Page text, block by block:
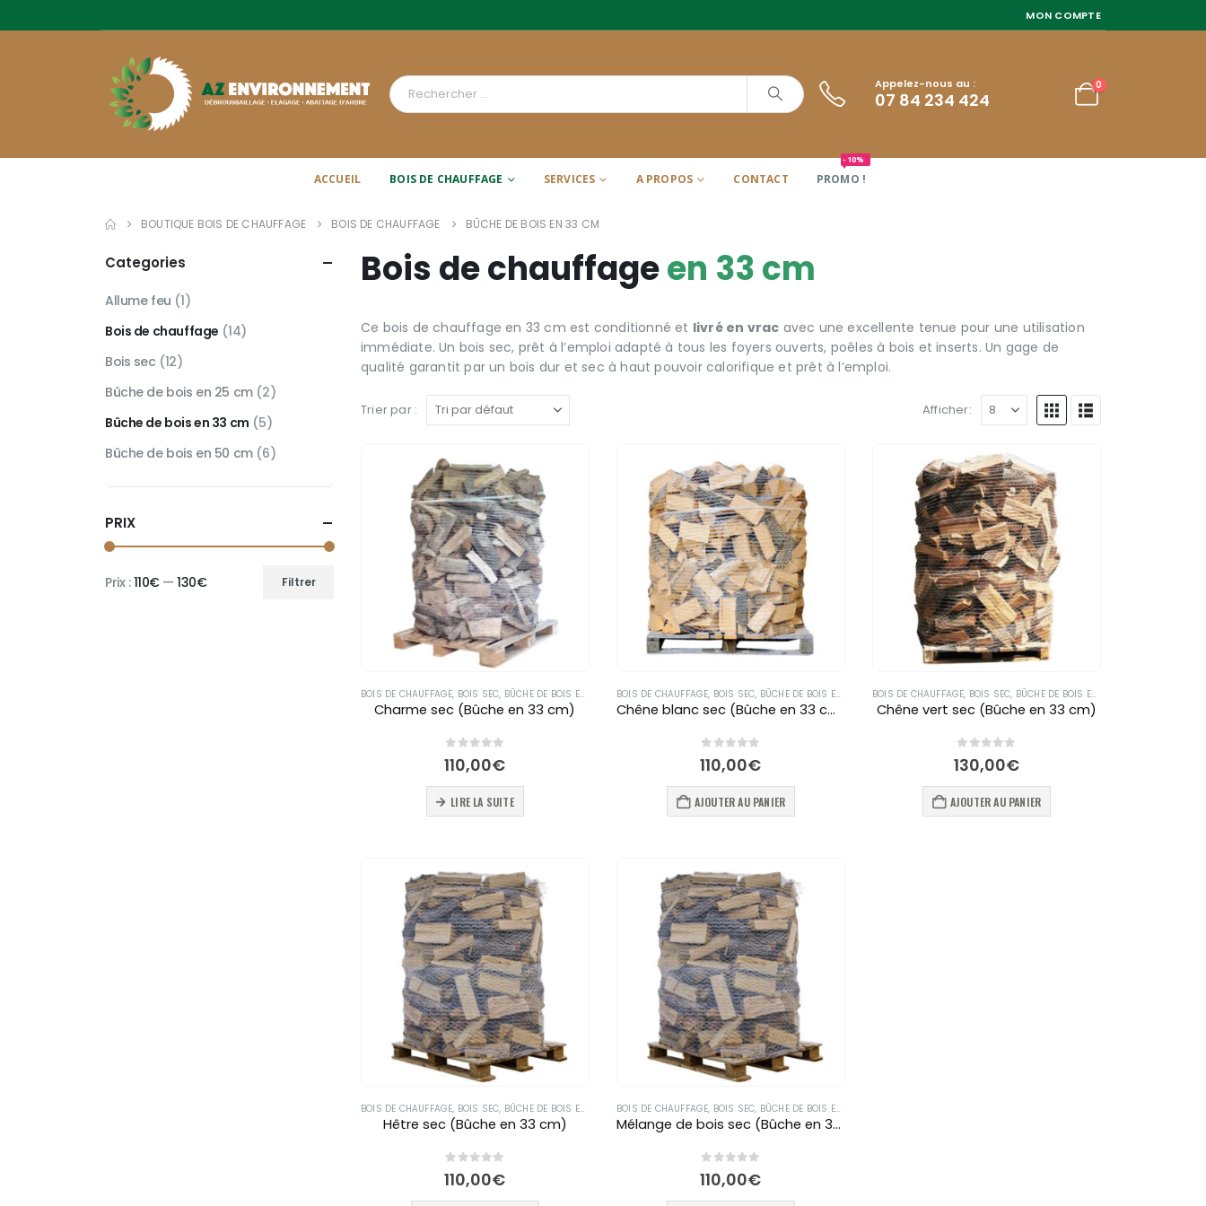
MON COMPTE
Appelez-nous au :
07 84 234 424
0
ACCUEIL BOIS DE CHAUFFAGE SERVICES A PROPOS CONTACT PROMO !
-10%
BOUTIQUE BOIS DE CHAUFFAGE BOIS DE CHAUFFAGE BÛCHE DE BOIS EN 33 CM
Bois de chauffageen 33 cm
Ce bois de chauffage en 33 cm est conditionné et livré en vrac avec une excellente tenue pour une utilisation
immédiate. Un bois sec, prêt à l’emploi adapté à tous les foyers ouverts, poêles à bois et inserts. Un gage de
qualité garantit par un bois dur et sec à haut pouvoir calorifique et prêt à l’emploi.
Trier par : Afficher:
BOIS DE CHAUFFAGE, BOIS SEC, BÛCHE DE BOIS EN 33 CM
Charme sec (Bûche en 33 cm)
out of 5
110,00€
LIRE LA SUITE
BOIS DE CHAUFFAGE, BOIS SEC, BÛCHE DE BOIS EN 33 CM
Chêne blanc sec (Bûche en 33 cm)
out of 5
110,00€
AJOUTER AU PANIER
BOIS DE CHAUFFAGE, BOIS SEC, BÛCHE DE BOIS EN 33 CM
Chêne vert sec (Bûche en 33 cm)
out of 5
130,00€
AJOUTER AU PANIER
BOIS DE CHAUFFAGE, BOIS SEC, BÛCHE DE BOIS EN 33 CM
Hêtre sec (Bûche en 33 cm)
out of 5
110,00€
BOIS DE CHAUFFAGE, BOIS SEC, BÛCHE DE BOIS EN 33 CM
Mélange de bois sec (Bûche en 33 cm)
out of 5
110,00€
Categories
Allume feu (1)
Bois de chauffage (14)
Bois sec (12)
Bûche de bois en 25 cm (2)
Bûche de bois en 33 cm (5)
Bûche de bois en 50 cm (6)
PRIX
Filtrer
Prix :110€—130€